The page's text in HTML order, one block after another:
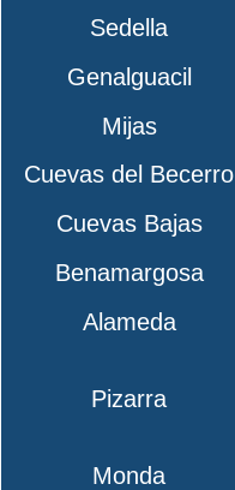
Sedella
Genalguacil
Mijas
Cuevas del Becerro
Cuevas Bajas
Benamargosa
Alameda
Pizarra
Monda